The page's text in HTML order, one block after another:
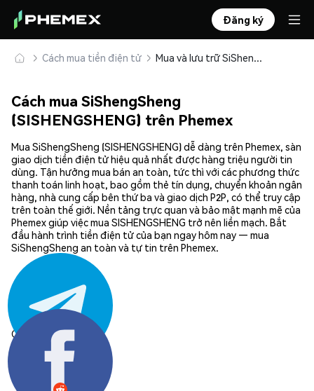
Đăng ký
Cách mua tiền điện tử Mua và lưu trữ SiShengSheng (SISHENGSHENG) an toàn
Cách mua SiShengSheng
(SISHENGSHENG) trên Phemex
Mua SiShengSheng (SISHENGSHENG) dễ dàng trên Phemex, sàn
giao dịch tiền điện tử hiệu quả nhất được hàng triệu người tin
dùng. Tận hưởng mua bán an toàn, tức thì với các phương thức
thanh toán linh hoạt, bao gồm thẻ tín dụng, chuyển khoản ngân
hàng, nhà cung cấp bên thứ ba và giao dịch P2P, có thể truy cập
trên toàn thế giới. Nền tảng trực quan và bảo mật mạnh mẽ của
Phemex giúp việc mua SISHENGSHENG trở nên liền mạch. Bắt
đầu hành trình tiền điện tử của bạn ngay hôm nay — mua
SiShengSheng an toàn và tự tin trên Phemex.
Chia sẻ: